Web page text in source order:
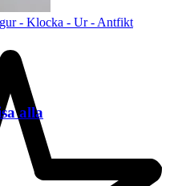
- Klocka - Ur - Antfikt
alla